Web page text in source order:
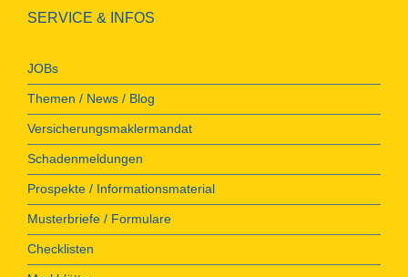
SERVICE & INFOS
JOBs
Themen / News / Blog
Versicherungsmaklermandat
Schadenmeldungen
Prospekte / Informationsmaterial
Musterbriefe / Formulare
Checklisten